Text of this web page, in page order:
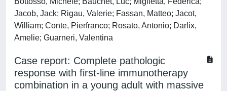
Jacob, Jack; Rigau, Valerie; Fassan, Matteo; Jacot,
William; Conte, Pierfranco; Rosato, Antonio; Darlix,
Amelie; Guarneri, Valentina
Case report: Complete pathologic
response with first-line immunotherapy
combination in a young adult with massive